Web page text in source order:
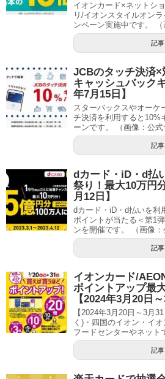
イオンカード×ネットシ
リ/イオンスタイルオン
ンペーン実施中です。
記
JCBのタッチ決済
キャッシュバック
年7月15日】
スターバックスやオーケ
チ決済を利用すると10%
ーンです。 （画像：公
記
dカード・iD・d払
祭り！最大10万円
月12日】
dカード・iD・d払いを利
ポイントが当たる＜第1
ンを開催です。 （画像
記
イオンカード/
ポイントアップ最
【2024年3月20日～
【2024年3月20日～3月
く)・四国のイオン・イ
フードセンターやネット
記